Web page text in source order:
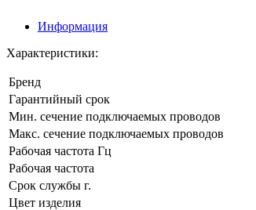
Информация
Характеристики:
Бренд
Гарантийный срок
Мин. сечение подключаемых проводов
Макс. сечение подключаемых проводов
Рабочая частота Гц
Рабочая частота
Срок службы г.
Цвет изделия